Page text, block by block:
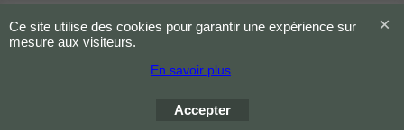
Ce site utilise des cookies pour garantir une expérience sur
mesure aux visiteurs.
En savoir plus
Accepter